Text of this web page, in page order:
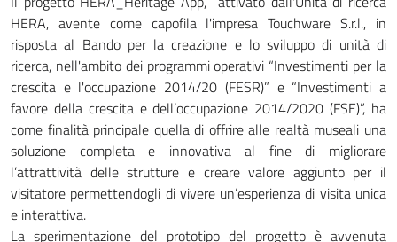
HERA, avente come capofila l'impresa TouchwareS.r.l., in
risposta al Bando per la creazione e lo sviluppo di unità di
ricerca, nell'ambito dei programmi operativi “Investimenti per la
crescita e l'occupazione 2014/20 (FESR)” e “Investimenti a
favore della crescita e dell’occupazione 2014/2020 (FSE)”, ha
come finalità principale quella di offrire alle realtà museali una
soluzione completa e innovativa al fine di migliorare
l’attrattività delle strutture e creare valore aggiunto per il
visitatore permettendogli di vivere un’esperienza di visita unica
e interattiva.
La sperimentazione del prototipo del progetto è avvenuta